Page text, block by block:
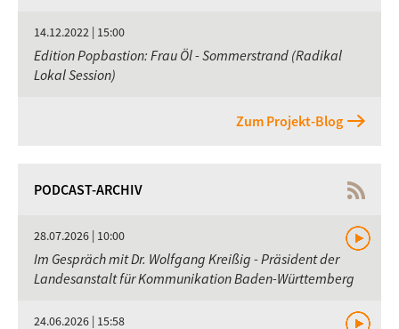
14.12.2022 | 15:00
Edition Popbastion: Frau Öl - Sommerstrand (Radikal
Lokal Session)
Zum Projekt-Blog
PODCAST-ARCHIV
28.07.2026 | 10:00
Im Gespräch mit Dr. Wolfgang Kreißig - Präsident der
Landesanstalt für Kommunikation Baden-Württemberg
24.06.2026 | 15:58